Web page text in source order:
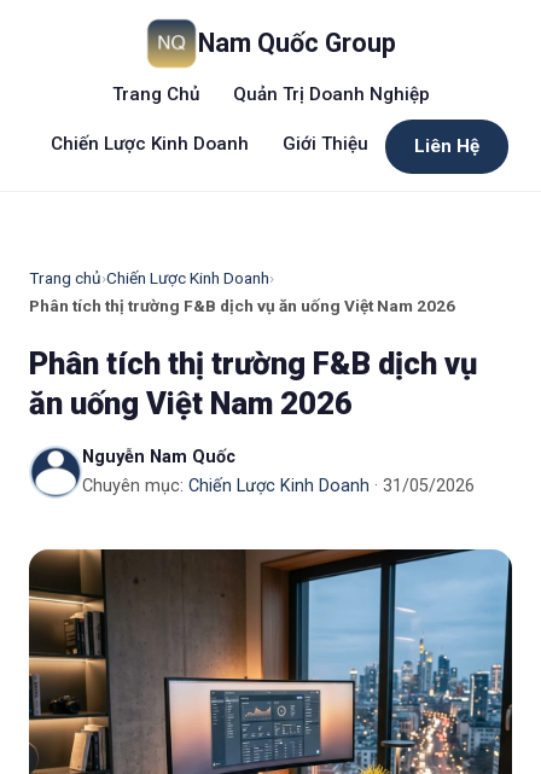
Nam Quốc Group
Trang Chủ Quản Trị Doanh Nghiệp
Chiến Lược Kinh Doanh Giới Thiệu Liên Hệ
Trang chủ›Chiến Lược Kinh Doanh›
Phân tích thị trường F&B dịch vụ ăn uống Việt Nam 2026
Phân tích thị trường F&B dịch vụ
ăn uống Việt Nam 2026
Nguyễn Nam Quốc
Chuyên mục: Chiến Lược Kinh Doanh · 31/05/2026